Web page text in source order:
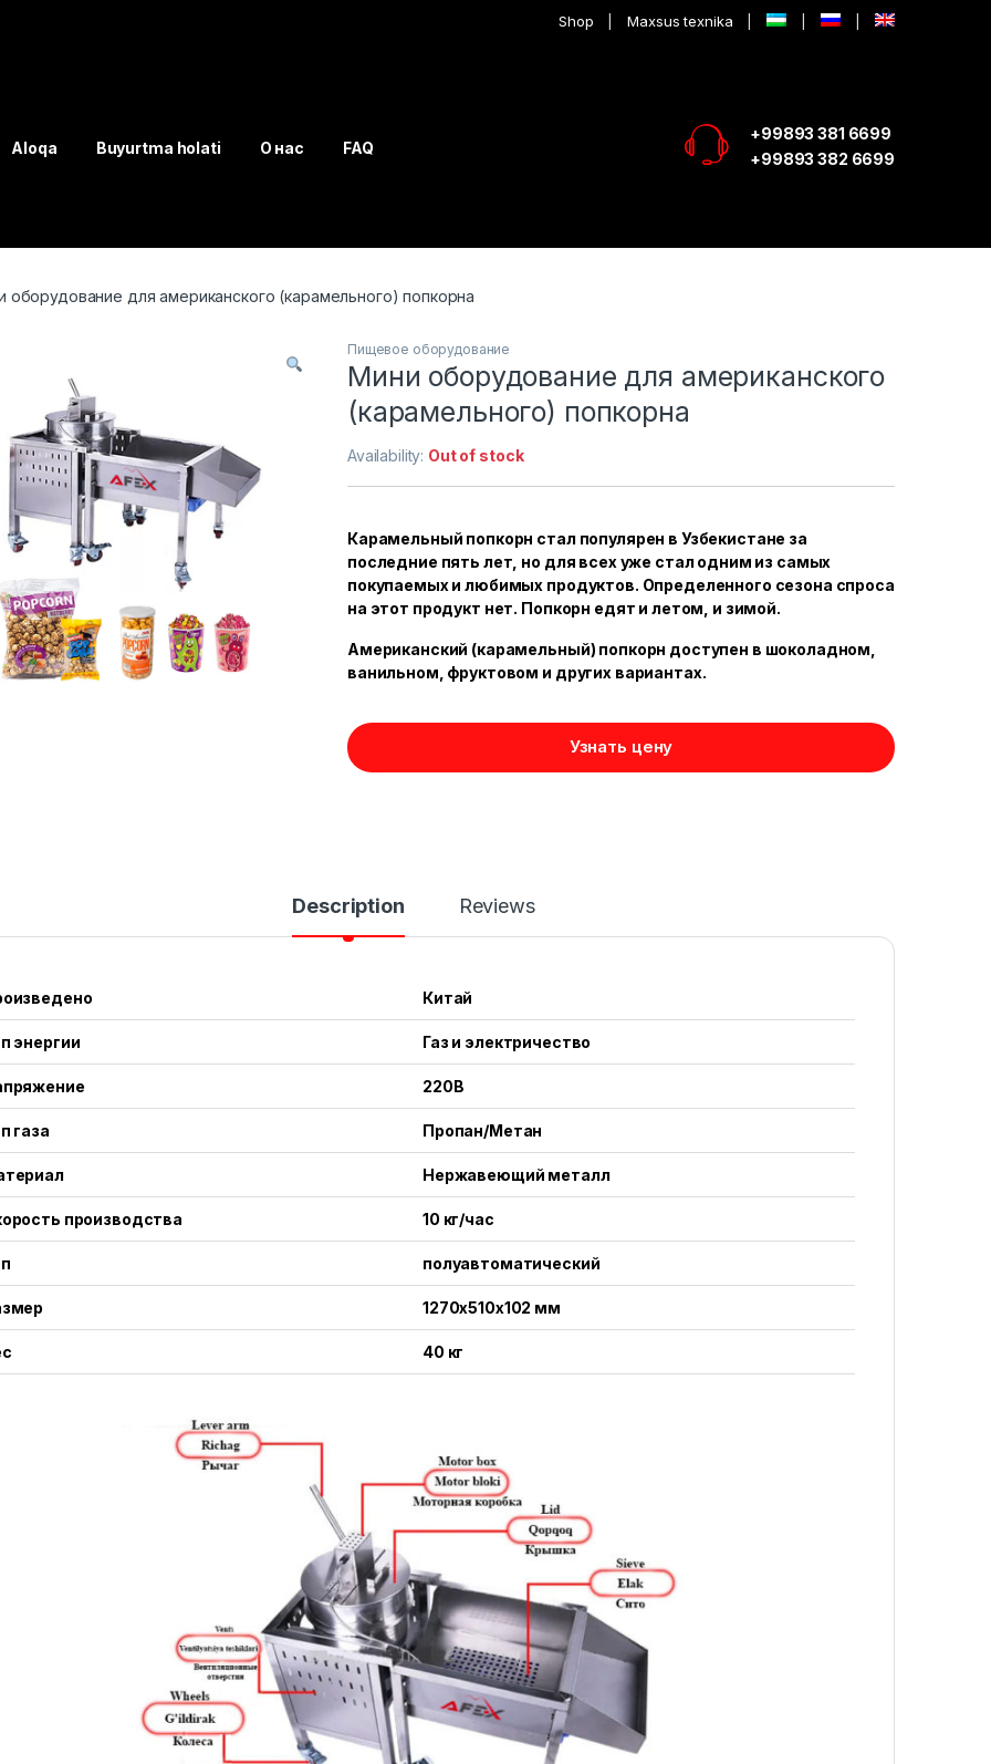
Shop Maxsus texnika
Aloqa Buyurtma holati О нас FAQ
+99893 381 6699
+99893 382 6699
оборудование для американского (карамельного) попкорна
Пищевое оборудование
Мини оборудование для американского
(карамельного) попкорна
Availability: Out of stock
Карамельный попкорн стал популярен в Узбекистане за
последние пять лет, но для всех уже стал одним из самых
покупаемых и любимых продуктов. Определенного сезона спроса
на этот продукт нет. Попкорн едят и летом, и зимой.
Американский (карамельный) попкорн доступен в шоколадном,
ванильном, фруктовом и других вариантах.
Узнать цену
Description Reviews
Китай
энергии Газ и электричество
220В
газа Пропан/Метан
Нержавеющий металл
производства 10 кг/час
полуавтоматический
1270x510x102 мм
40 кг